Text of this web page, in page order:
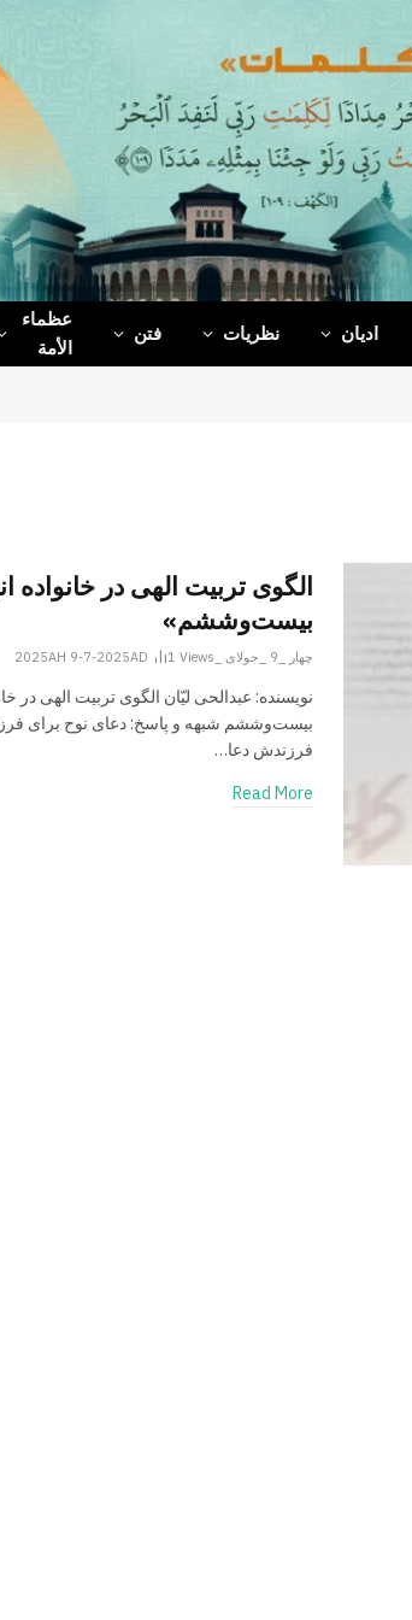
ادیان نظریات فتن
عظماء‌
الأمة
الگوی تربیت الهی در خانواده
بیست‌وششم»
چهار _9 _جولای _2025AH 9-7-2025AD 1Views
نویسنده: عبدالحی لیّان الگوی تربیت الهی در
بیست‌وششم شبهه و پاسخ: دعای نوح برای
فرزندش دعا…
Read More